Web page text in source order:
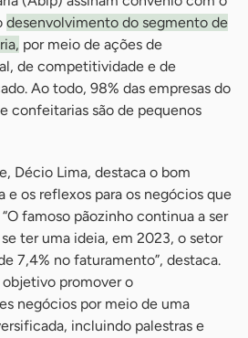
desenvolvimento do segmento de
por meio de ações de
de competitividade e de
Ao todo, 98% das empresas do
confeitarias são de pequenos
Décio Lima, destaca o bom
e os reflexos para os negócios que
famoso pãozinho continua a ser
ter uma ideia, em 2023, o setor
7,4% no faturamento”, destaca.
promover o
negócios por meio de uma
incluindo palestras e